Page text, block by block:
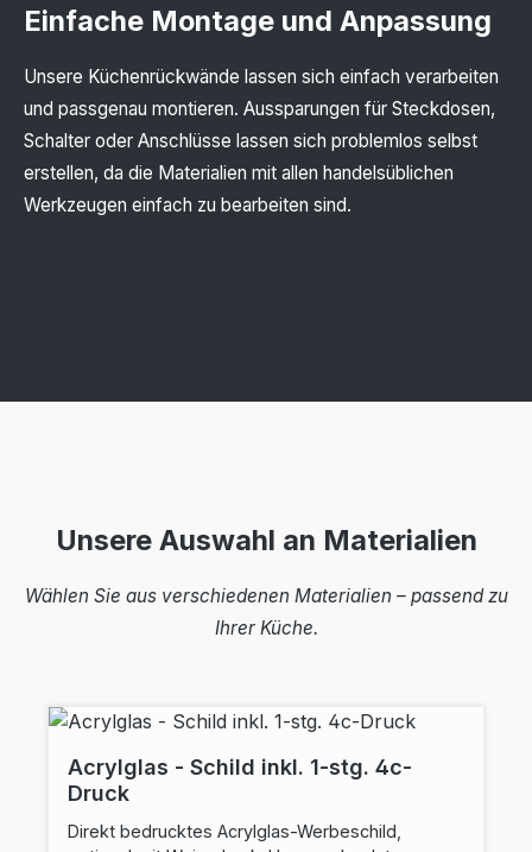
Einfache Montage und Anpassung
Unsere Küchenrückwände lassen sich einfach verarbeiten
und passgenau montieren. Aussparungen für Steckdosen,
Schalter oder Anschlüsse lassen sich problemlos selbst
erstellen, da die Materialien mit allen handelsüblichen
Werkzeugen einfach zu bearbeiten sind.
Unsere Auswahl an Materialien
Wählen Sie aus verschiedenen Materialien – passend zu
Ihrer Küche.
Acrylglas - Schild inkl. 1-stg. 4c-
Druck
Direkt bedrucktes Acrylglas-Werbeschild,